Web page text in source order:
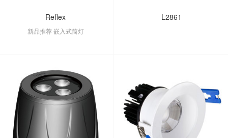
Reflex
新品推荐 嵌入式筒灯
L2861